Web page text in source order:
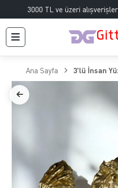
3000 TL ve üzeri
Ana Sayfa 3'lü İnsan